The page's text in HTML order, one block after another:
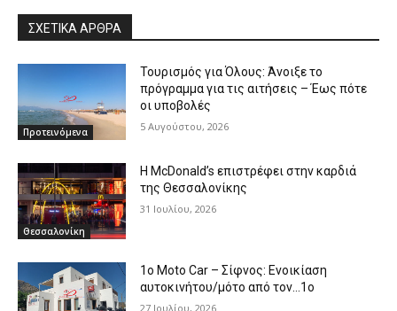
ΣΧΕΤΙΚΑ ΑΡΘΡΑ
Προτεινόμενα
Τουρισμός για Όλους: Άνοιξε το
πρόγραμμα για τις αιτήσεις – Έως πότε
οι υποβολές
5 Αυγούστου, 2026
Θεσσαλονίκη
Η McDonald’s επιστρέφει στην καρδιά
της Θεσσαλονίκης
31 Ιουλίου, 2026
1o Moto Car – Σίφνος: Ενοικίαση
αυτοκινήτου/μότο από τον…1ο
27 Ιουλίου, 2026